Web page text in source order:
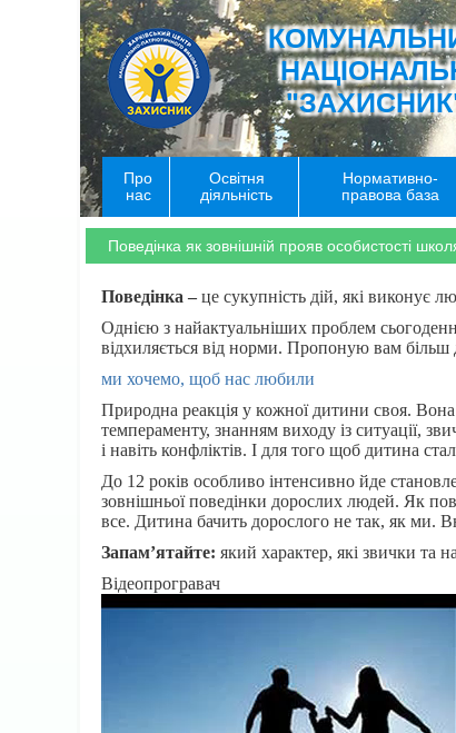
Про
нас
Освітня
діяльність
Нормативно-
правова база
Поведінка як зовнішній прояв особистості
Поведінка – це сукупність дій, які виконує
Однією з найактуальніших проблем
відхиляється від норми. Пропоную вам більш
ми хочемо, щоб нас любили
Природна реакція у кожної дитини своя. Вона
темпераменту, знанням виходу із ситуації,
і навіть конфліктів. І для того щоб дитина
До 12 років особливо інтенсивно йде
зовнішньої поведінки дорослих людей. Як
все. Дитина бачить дорослого не так, як ми.
Запам’ятайте: який характер, які звички та
Відеопрогравач